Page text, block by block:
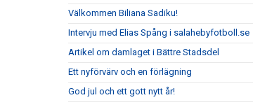
Välkommen Biliana Sadiku!
Intervju med Elias Spång i salahebyfotboll.se
Artikel om damlaget i Bättre Stadsdel
Ett nyförvärv och en förlägning
God jul och ett gott nytt år!